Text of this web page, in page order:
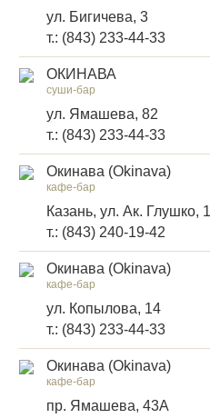
ул. Бигичева, 3
т.: (843) 233-44-33
ОКИНАВА
суши-бар
ул. Ямашева, 82
т.: (843) 233-44-33
Окинава (Okinava)
кафе-бар
Казань, ул. Ак. Глушко,
т.: (843) 240-19-42
Окинава (Okinava)
кафе-бар
ул. Копылова, 14
т.: (843) 233-44-33
Окинава (Okinava)
кафе-бар
пр. Ямашева, 43А